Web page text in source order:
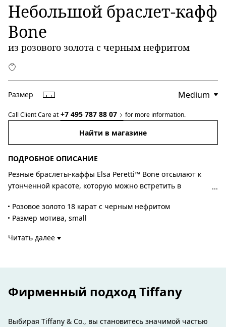
Небольшой браслет-кафф
Bone
из розового золота с черным нефритом
Размер
Call Client Care at +7 495 787 88 07 for more information.
Найти в магазине
ПОДРОБНОЕ ОПИСАНИЕ
Резные браслеты-каффы Elsa Peretti™ Bone отсылают к
утонченной красоте, которую можно встретить в
инкрустируют каждый камень. Необыкновенно
женственный, новаторский браслет-кафф Bone впервые
розового золота 18 карат — новый взгляд на культовое
ручной закрепки и отражает страсть дизайнера к
Розовое золото 18 карат с черным нефритом
Размер мотива, small
Для правого запястья
Номер изделия:69860036
Читать далее
Фирменный подход Tiffany
Выбирая Tiffany & Co., вы становитесь значимой частью